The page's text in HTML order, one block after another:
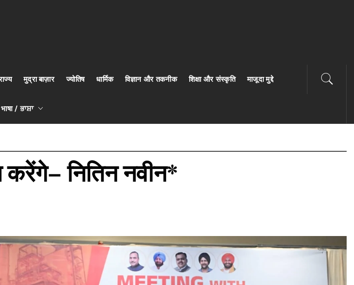
मुद्रा बाज़ार ज्योतिष धार्मिक विज्ञान और तकनीक शिक्षा और संस्कृति माजूदा मुद्दे
भाषा / ਭਾਸ਼ਾ
करेंगे– नितिन नवीन*